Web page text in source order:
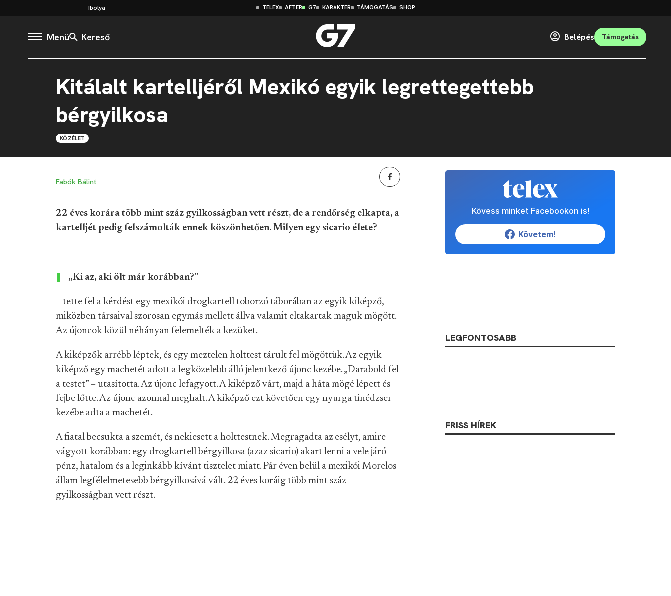
Ibolya TELEX AFTER G7 KARAKTER TÁMOGATÁS SHOP
Menü Kereső Belépés Támogatás
Kitálalt kartelljéről Mexikó egyik legrettegettebb
bérgyilkosa
KÖZÉLET
Fabók Bálint
22 éves korára több mint száz gyilkosságban vett részt, de a rendőrség elkapta, a
kartelljét pedig felszámolták ennek köszönhetően. Milyen egy sicario élete?
„Ki az, aki ölt már korábban?”
– tette fel a kérdést egy mexikói drogkartell toborzó táborában az egyik kiképző,
miközben társaival szorosan egymás mellett állva valamit eltakartak maguk mögött.
Az újoncok közül néhányan felemelték a kezüket.
A kiképzők arrébb léptek, és egy meztelen holttest tárult fel mögöttük. Az egyik
kiképző egy machetét adott a legközelebb álló jelentkező újonc kezébe. „Darabold fel
a testet” – utasította. Az újonc lefagyott. A kiképző várt, majd a háta mögé lépett és
fejbe lőtte. Az újonc azonnal meghalt. A kiképző ezt követően egy nyurga tinédzser
kezébe adta a machetét.
A fiatal becsukta a szemét, és nekiesett a holttestnek. Megragadta az esélyt, amire
vágyott korábban: egy drogkartell bérgyilkosa (azaz sicario) akart lenni a vele járó
pénz, hatalom és a leginkább kívánt tisztelet miatt. Pár éven belül a mexikói Morelos
állam legfélelmetesebb bérgyilkosává vált. 22 éves koráig több mint száz
gyilkosságban vett részt.
Kövess minket Facebookon is!
Követem!
LEGFONTOSABB
FRISS HÍREK